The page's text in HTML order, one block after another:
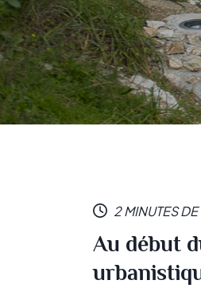
2 MINUTES DE
Au début